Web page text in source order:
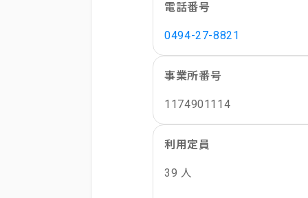
電話番号
0494-27-8821
事業所番号
1174901114
利用定員
39 人